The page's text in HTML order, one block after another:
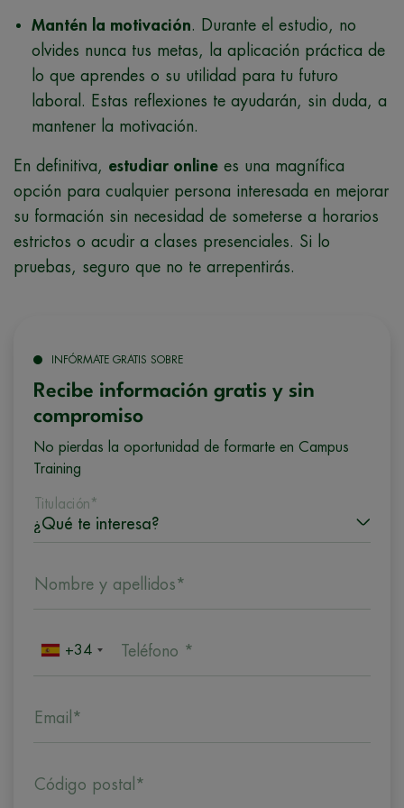
Mantén la motivación. Durante el estudio, no
olvides nunca tus metas, la aplicación práctica de
lo que aprendes o su utilidad para tu futuro
laboral. Estas reflexiones te ayudarán, sin duda, a
mantener la motivación.
En definitiva, estudiar online es una magnífica
opción para cualquier persona interesada en mejorar
su formación sin necesidad de someterse a horarios
estrictos o acudir a clases presenciales. Si lo
pruebas, seguro que no te arrepentirás.
INFÓRMATE GRATIS SOBRE
Recibe información gratis y sin
compromiso
No pierdas la oportunidad de formarte en Campus
Training
Titulación*
Nombre y apellidos*
+34 Teléfono *
Email*
Código postal*